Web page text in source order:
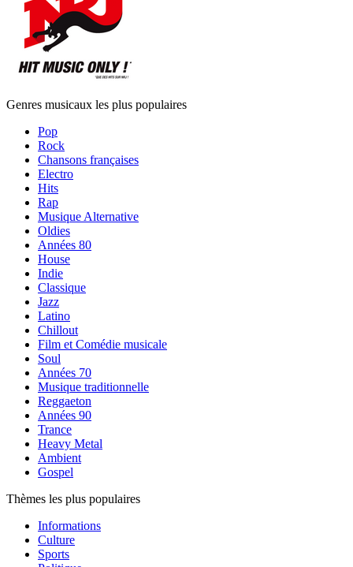
Genres musicaux les plus populaires
Pop
Rock
Chansons françaises
Electro
Hits
Rap
Musique Alternative
Oldies
Années 80
House
Indie
Classique
Jazz
Latino
Chillout
Film et Comédie musicale
Soul
Années 70
Musique traditionnelle
Reggaeton
Années 90
Trance
Heavy Metal
Ambient
Gospel
Thèmes les plus populaires
Informations
Culture
Sports